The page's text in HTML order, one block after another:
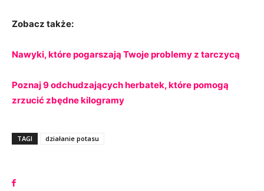
Zobacz także:
Nawyki, które pogarszają Twoje problemy z tarczycą
Poznaj 9 odchudzających herbatek, które pomogą
zrzucić zbędne kilogramy
TAGI działanie potasu